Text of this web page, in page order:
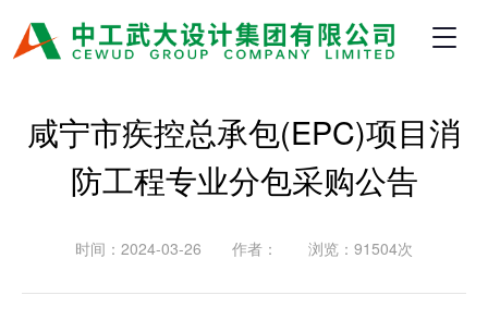
咸宁市疾控总承包(EPC)项目消
防工程专业分包采购公告
时间：2024-03-26 作者： 浏览：91504次